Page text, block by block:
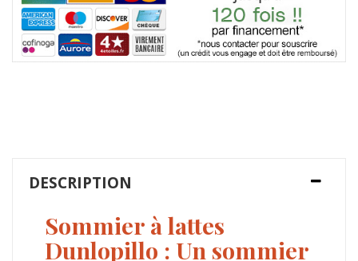
DESCRIPTION
Sommier à lattes
Dunlopillo : Un sommier